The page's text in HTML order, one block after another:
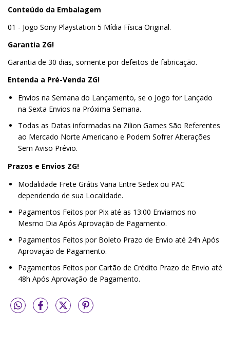
Conteúdo da Embalagem
01 - Jogo Sony Playstation 5 Mídia Física Original.
Garantia ZG!
Garantia de 30 dias, somente por defeitos de fabricação.
Entenda a Pré-Venda ZG!
Envios na Semana do Lançamento, se o Jogo for Lançado
na Sexta Envios na Próxima Semana.
Todas as Datas informadas na Zilion Games São Referentes
ao Mercado Norte Americano e Podem Sofrer Alterações
Sem Aviso Prévio.
Prazos e Envios ZG!
Modalidade Frete Grátis Varia Entre Sedex ou PAC
dependendo de sua Localidade.
Pagamentos Feitos por Pix até as 13:00 Enviamos no
Mesmo Dia Após Aprovação de Pagamento.
Pagamentos Feitos por Boleto Prazo de Envio até 24h Após
Aprovação de Pagamento.
Pagamentos Feitos por Cartão de Crédito Prazo de Envio até
48h Após Aprovação de Pagamento.